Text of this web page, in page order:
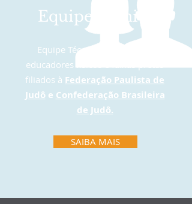
Equipe Técnica
Equipe Técnica formada por
educadores físicos e faixas pretas
filiados à Federação Paulista de
Judô e Confederação Brasileira
de Judô.
SAIBA MAIS